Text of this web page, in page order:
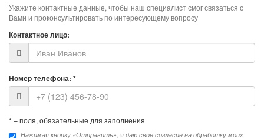
Укажите контактные данные, чтобы наш специалист смог связаться с
Вами и проконсультировать по интересующему вопросу
Контактное лицо:
Номер телефона: *
* – поля, обязательные для заполнения
Нажимая кнопку «Отправить», я даю своё согласие на обработку моих